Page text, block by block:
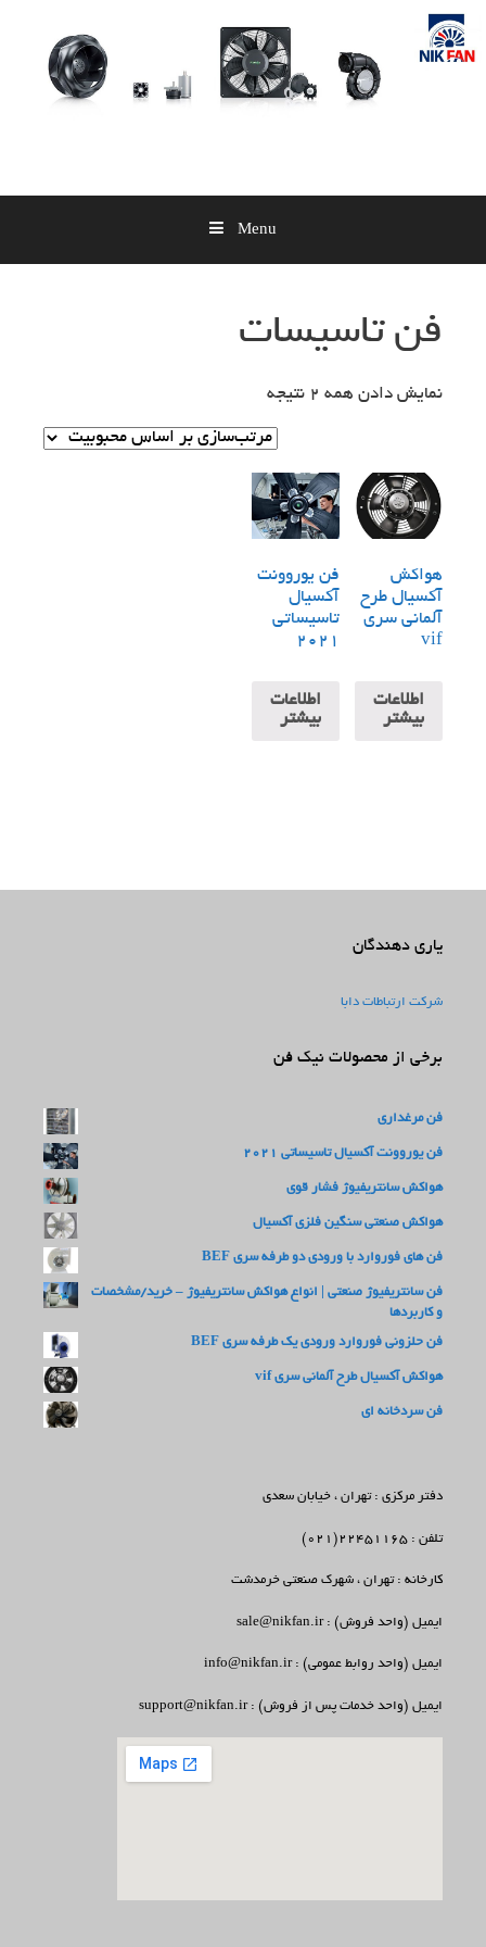
Skip
content
Menu
فن تاسیسات
نمایش دادن همه 2 نتیجه
هواکش
آکسیال طرح
آلمانی سری
vif
اطلاعات
بیشتر
فن یوروونت
آکسیال
تاسیساتی
2021
اطلاعات
بیشتر
یاری دهندگان
شرکت ارتباطات دابا
برخی از محصولات نیک فن
فن مرغداری
فن یوروونت آکسیال تاسیساتی 2021
هواکش سانتریفیوژ فشار قوی
هواکش صنعتی سنگین فلزی آکسیال
فن های فوروارد با ورودی دو طرفه سری BEF
فن سانتریفیوژ صنعتی | انواع هواکش سانتریفیوژ – خرید/مشخصات
و کاربردها
فن حلزونی فوروارد ورودی یک طرفه سری BEF
هواکش آکسیال طرح آلمانی سری vif
فن سردخانه ای
دفتر مرکزی : تهران ، خیابان سعدی
تلفن : 22451165(021)
کارخانه : تهران ، شهرک صنعتی خرمدشت
ایمیل (واحد فروش) : sale@nikfan.ir
ایمیل (واحد روابط عمومی) : info@nikfan.ir
ایمیل (واحد خدمات پس از فروش) : support@nikfan.ir